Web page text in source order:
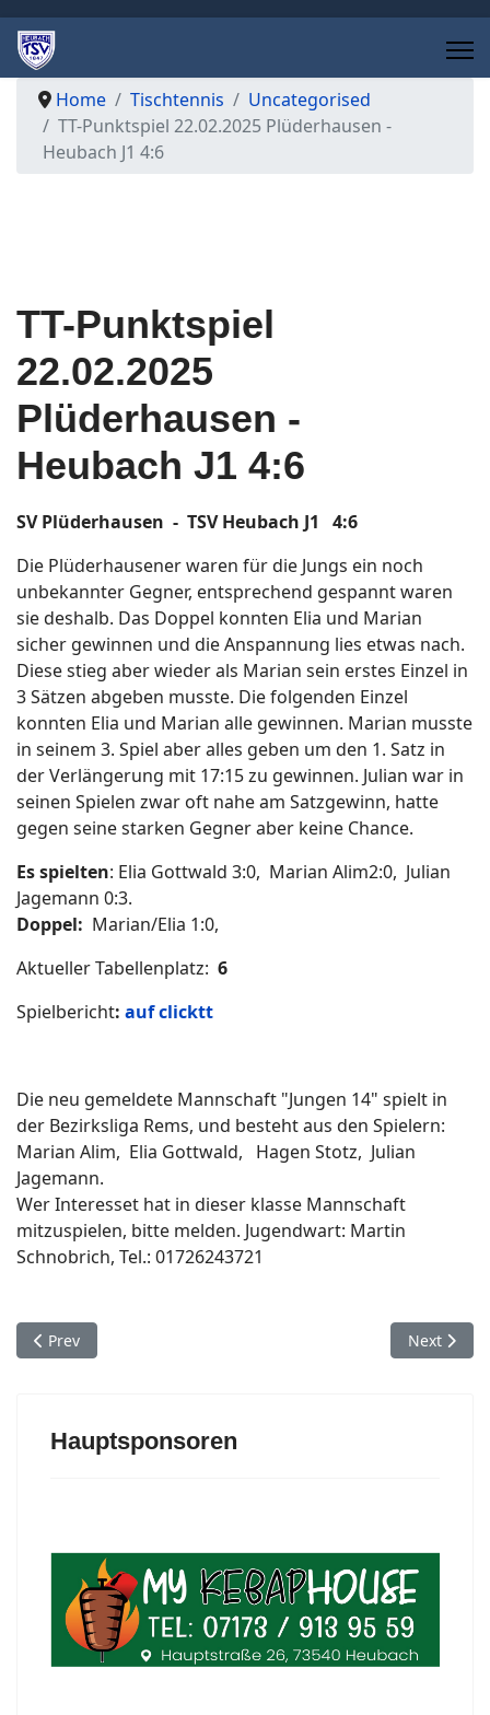
Home Tischtennis
Uncategorised
TT-Punktspiel 22.02.2025 Plüderhausen -
Heubach J1 4:6
TT-Punktspiel
22.02.2025
Plüderhausen -
Heubach J1 4:6
SV Plüderhausen - TSV Heubach J1 4:6
Die Plüderhausener waren für die Jungs ein noch
unbekannter Gegner, entsprechend gespannt waren
sie deshalb. Das Doppel konnten Elia und Marian
sicher gewinnen und die Anspannung lies etwas nach.
Diese stieg aber wieder als Marian sein erstes Einzel in
3 Sätzen abgeben musste. Die folgenden Einzel
konnten Elia und Marian alle gewinnen. Marian musste
in seinem 3. Spiel aber alles geben um den 1. Satz in
der Verlängerung mit 17:15 zu gewinnen. Julian war in
seinen Spielen zwar oft nahe am Satzgewinn, hatte
gegen seine starken Gegner aber keine Chance.
Es spielten: Elia Gottwald 3:0, Marian Alim2:0, Julian
Jagemann 0:3.
Doppel: Marian/Elia 1:0,
Aktueller Tabellenplatz: 6
Spielbericht: auf clicktt
Die neu gemeldete Mannschaft "Jungen 14" spielt in
der Bezirksliga Rems, und besteht aus den Spielern:
Marian Alim, Elia Gottwald, Hagen Stotz, Julian
Jagemann.
Wer Interesset hat in dieser klasse Mannschaft
mitzuspielen, bitte melden. Jugendwart: Martin
Schnobrich, Tel.: 01726243721
Previous article: TT-Punktspiel 22.02.2025 Heubach -
Prev Next
Next
Hauptsponsoren